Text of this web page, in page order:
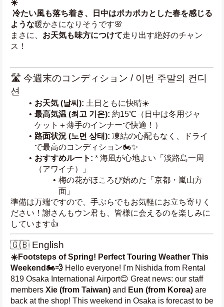
☀️
ような暖かさになりそうです🌸
まさに、 お天気も味方につけて走り出す絶好のチャン
ス！
🛣️ 今週末のコンディション / 이번 주말의 컨디
션
お天気 (날씨): 土日ともに快晴☀️
最高気温 (최고 기온): 約15℃（日中は冬用ジャ
ケット＋薄手のインナーで快適！）
路面状況 (노면 상태): 凍結の心配もなく、ドライ
で最高のコンディション🏍️✨
おすすめルート: * 海風が心地よい「淡路島一周
（アワイチ）」
梅の花がほころび始めた「京都・嵐山方
面」
準備は万端ですので、手ぶらでもお気軽にお立ち寄りく
ださい！謝さんもウン君も、皆様に会えるのを楽しみに
しています👍
🇬🇧 English
☀️Footsteps of Spring! Perfect Touring Weather This
Weekend🏍️💨 Hello everyone! I'm Nishida from Rental
819 Osaka International Airport😊 Great news: our staff
members Xie (from Taiwan) and Eun (from Korea) are
back at the shop! This weekend in Osaka is forecast to be